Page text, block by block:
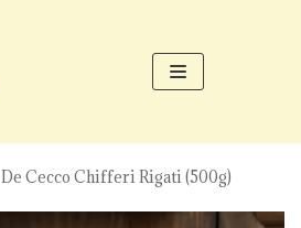
De Cecco Chifferi Rigati (500g)